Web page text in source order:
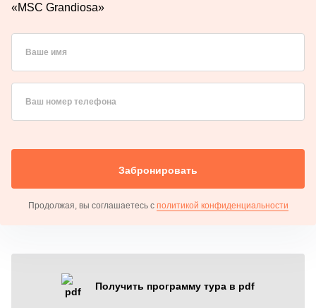
«MSC Grandiosa»
Ваше имя
Ваш номер телефона
Забронировать
Продолжая, вы соглашаетесь с политикой конфиденциальности
Получить программу тура в pdf